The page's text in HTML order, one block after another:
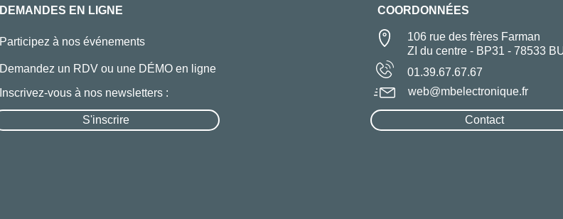
DEMANDES EN LIGNE COORDONNÉES
Participez à nos événements
106 rue des frères Farman
ZI du centre - BP31 - 78533
Demandez un RDV ou une DÉMO en ligne
01.39.67.67.67
Inscrivez-vous à nos newsletters :
Contact
web@mbelectronique.fr
S'inscrire